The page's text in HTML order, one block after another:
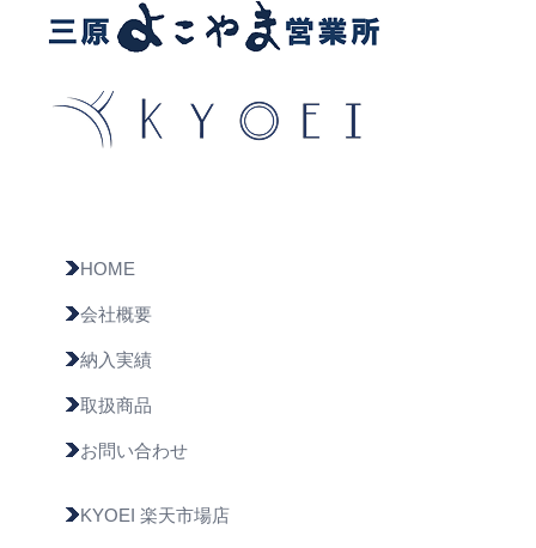
HOME
会社概要
納入実績
取扱商品
お問い合わせ
KYOEI 楽天市場店